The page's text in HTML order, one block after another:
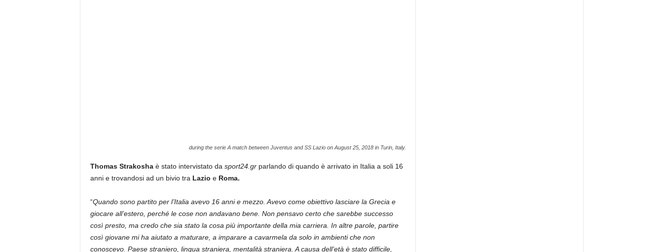
during the serie A match between Juventus and SS Lazio on August 25, 2018 in Turin, Italy.
Thomas Strakoshaè stato intervistato da sport24.grparlando di quando è arrivato in Italia a soli 16
anni e trovandosi ad un bivio tra Lazio e Roma.
“Quando sono partito per l’Italia avevo 16 anni e mezzo. Avevo come obiettivo lasciare la Grecia e
giocare all’estero, perché le cose non andavano bene. Non pensavo certo che sarebbe successo
così presto, ma credo che sia stato la cosa più importante della mia carriera. In altre parole, partire
così giovane mi ha aiutato a maturare, a imparare a cavarmela da solo in ambienti che non
conoscevo. Paese straniero, lingua straniera, mentalità straniera. A causa dell’età è stato difficile,